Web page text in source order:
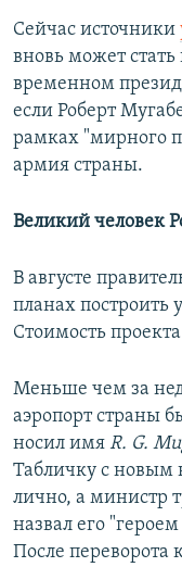
Сейчас источники
вновь может
временном
если Роберт
рамках "мирного
армия страны.
Великий человек
В августе
планах построить
Стоимость
Меньше чем за
аэропорт страны
носил имя R. G.
Табличку с новым
лично, а министр
назвал его
После переворота